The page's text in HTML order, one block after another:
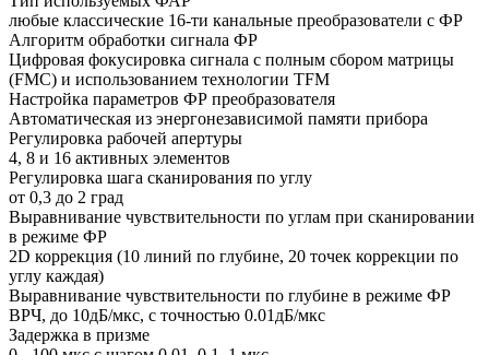
любые классические 16-ти канальные преобразователи с ФР
Алгоритм обработки сигнала ФР
Цифровая фокусировка сигнала c полным сбором матрицы
(FMC) и использованием технологии TFM
Настройка параметров ФР преобразователя
Автоматическая из энергонезависимой памяти прибора
Регулировка рабочей апертуры
4, 8 и 16 активных элементов
Регулировка шага сканирования по углу
от 0,3 до 2 град
Выравнивание чувствительности по углам при сканировании
в режиме ФР
2D коррекция (10 линий по глубине, 20 точек коррекции по
углу каждая)
Выравнивание чувствительности по глубине в режиме ФР
ВРЧ, до 10дБ/мкс, с точностью 0.01дБ/мкс
Задержка в призме